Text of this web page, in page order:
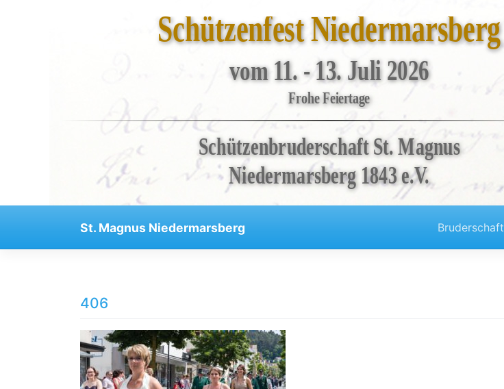
Veranstaltungen
Schützenfest Niedermarsberg
vom 11. - 13. Juli 2026
Frohe Feiertage
Schützenbruderschaft St. Magnus
Niedermarsberg 1843 e.V.
content
St. Magnus Niedermarsberg Bruderschaft
406